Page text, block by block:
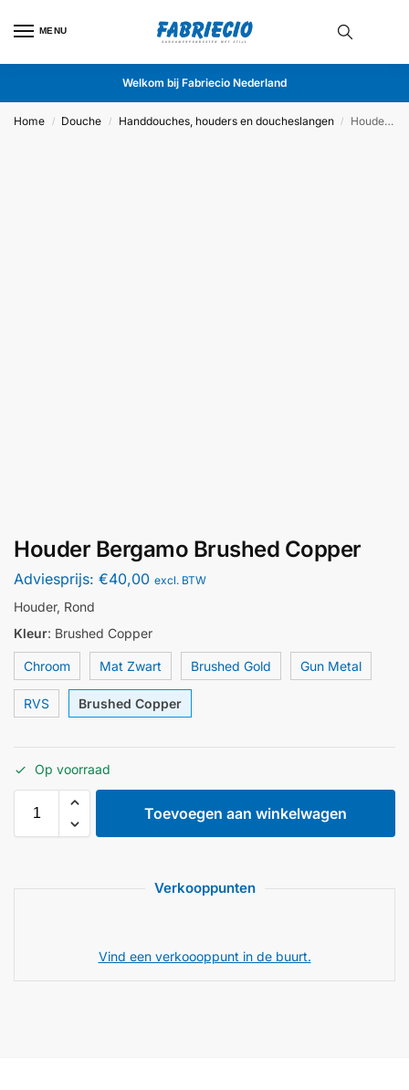
MENU
Welkom bij Fabriecio Nederland
Home / Douche / Handdouches, houders en doucheslangen / Houder Bergamo Brushed Copper
Houder Bergamo Brushed Copper
Adviesprijs: €40,00 excl. BTW
Houder, Rond
Kleur: Brushed Copper
Chroom Mat Zwart Brushed Gold Gun Metal
RVS Brushed Copper
Op voorraad
Toevoegen aan winkelwagen
Verkooppunten
Vind een verkoooppunt in de buurt.